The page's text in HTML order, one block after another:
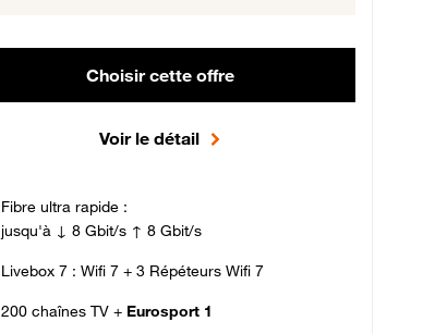
Choisir cette offre
Voir le détail
Fibre ultra rapide :
jusqu'à ↓ 8 Gbit/s ↑ 8 Gbit/s
Livebox 7 : Wifi 7 + 3 Répéteurs Wifi 7
200 chaînes TV + Eurosport 1